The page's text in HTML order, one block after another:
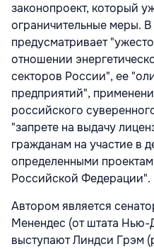
законопроект, который
ограничительные меры. В
предусматривает
отношении
секторов России", ее
предприятий",
российского
"запрете на выдачу
гражданам на участие в
определенными
Российской Федерации".
Автором является
Менендес (от штата
выступают Линдси Грэм